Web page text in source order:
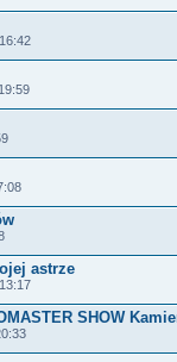
astrze
SHOW